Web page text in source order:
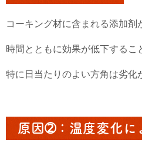
コーキング材に含まれる添加剤
時間とともに効果が低下するこ
特に日当たりのよい方角は劣化
原因➁：温度変化に